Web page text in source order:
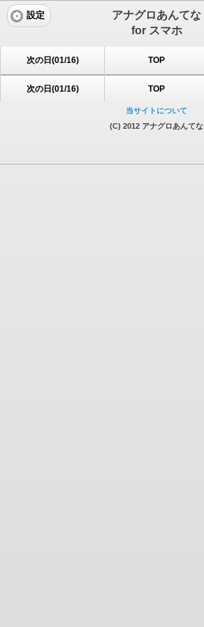
アナグロあんてな
for スマホ
設定
次の日(01/16) TOP
次の日(01/16) TOP
当サイトについて
(C) 2012 アナグロあんてな